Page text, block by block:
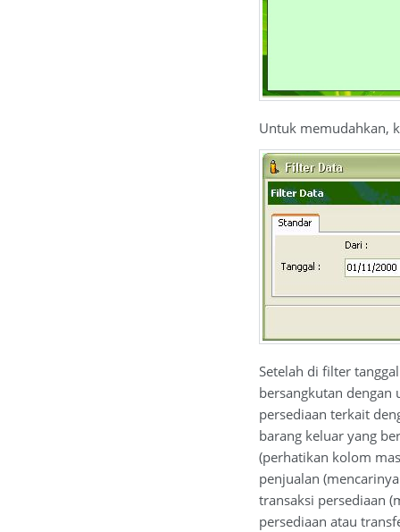
Untuk memudahkan,
Setelah di filter
bersangkutan dengan
persediaan terkait
barang keluar yang
(perhatikan kolom
penjualan
transaksi persediaan
persediaan atau